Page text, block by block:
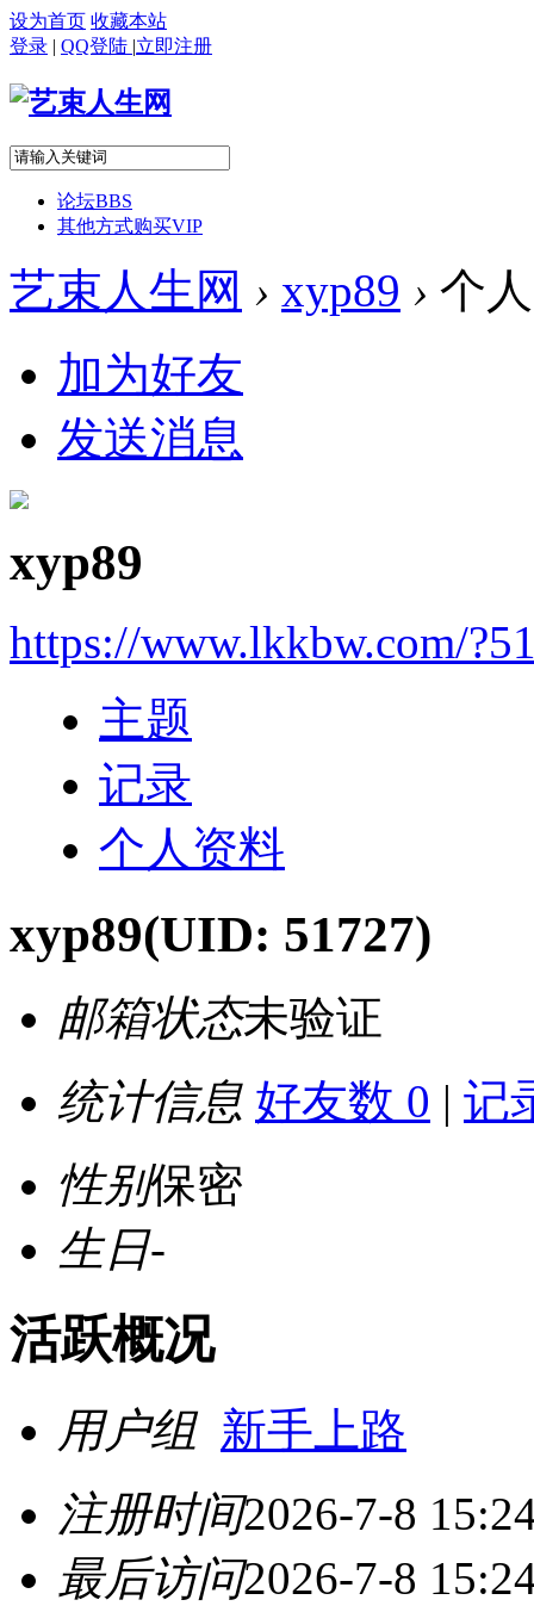
设为首页 收藏本站
登录 | QQ登陆 |立即注册
论坛BBS
其他方式购买VIP
艺束人生网 › xyp89 › 个
加为好友
发送消息
xyp89
https://www.lkkbw.com/
主题
记录
个人资料
xyp89(UID: 51727)
邮箱状态未验证
统计信息 好友数 0 | 记
性别保密
生日-
活跃概况
用户组 新手上路
注册时间2026-7-8
最后访问2026-7-8